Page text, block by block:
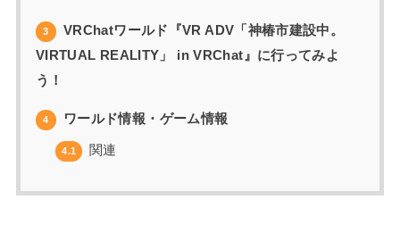
3
VRChatワールド『VR ADV「神椿市建設中。
VIRTUAL REALITY」 in VRChat』に行ってみよ
う！
4 ワールド情報・ゲーム情報
4.1 関連